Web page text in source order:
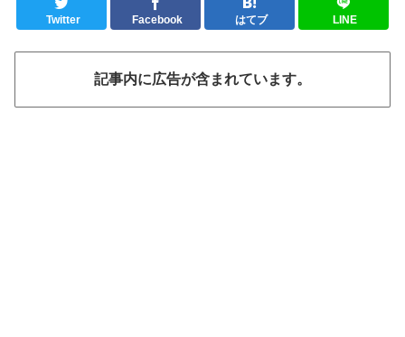
Twitter Facebook はてブ LINE
記事内に広告が含まれています。